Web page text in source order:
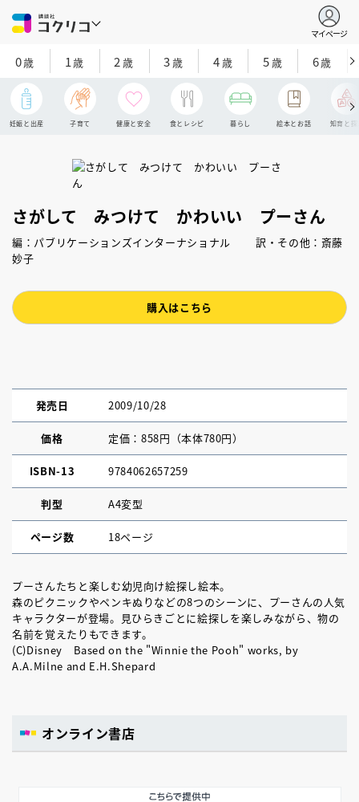
マイページ
0歳 1歳 2 歳 3歳 4歳 5歳 6歳
妊娠と出産 子育て 健康と安全 食とレシピ 暮らし 絵本とお話 知育と探
さがして みつけて かわいい プーさん
編：パブリケーションズインターナショナル 訳・その他：斎藤
妙子
購入はこちら
発売日 2009/10/28
価格 定価：858円（本体780円）
ISBN-13 9784062657259
判型 A4変型
ページ数 18ページ
プーさんたちと楽しむ幼児向け絵探し絵本。
森のピクニックやペンキぬりなどの8つのシーンに、プーさんの人気
キャラクターが登場。見ひらきごとに絵探しを楽しみながら、物の
名前を覚えたりもできます。
(C)Disney Based on the "Winnie the Pooh" works, by
A.A.Milne and E.H.Shepard
オンライン書店